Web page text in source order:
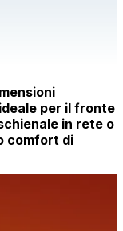
per il fronte
in rete o
comfort di